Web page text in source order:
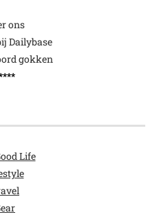
ons
Dailybase
gokken
Life